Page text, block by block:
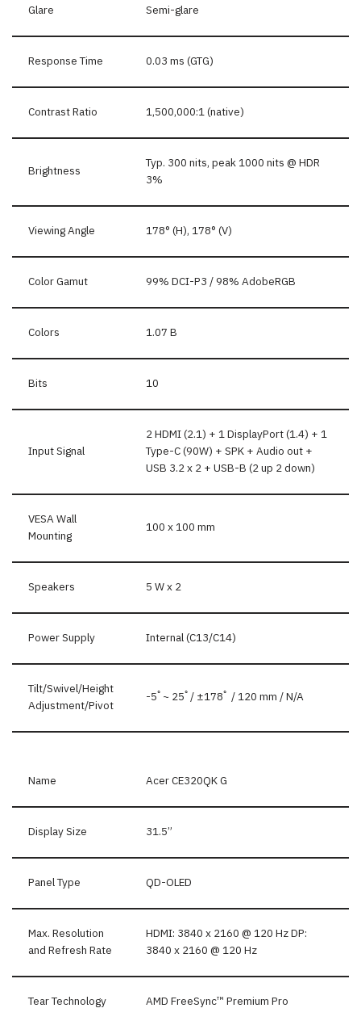
Glare Semi-glare
Response Time 0.03 ms (GTG)
Contrast Ratio 1,500,000:1 (native)
Brightness
Typ. 300 nits, peak 1000 nits @ HDR
3%
Viewing Angle 178° (H), 178° (V)
Color Gamut 99% DCI-P3 / 98% AdobeRGB
Colors 1.07 B
Bits 10
Input Signal
2 HDMI (2.1) + 1 DisplayPort (1.4) + 1
Type-C (90W) + SPK + Audio out +
USB 3.2 x 2 + USB-B (2 up 2 down)
VESA Wall
Mounting
100 x 100 mm
Speakers 5 W x 2
Power Supply Internal (C13/C14)
Tilt/Swivel/Height
Adjustment/Pivot
-5ﾟ~ 25ﾟ/ ±178ﾟ / 120 mm / N/A
Name Acer CE320QK G
Display Size 31.5”
Panel Type QD-OLED
Max. Resolution
and Refresh Rate
HDMI: 3840 x 2160 @ 120 Hz DP:
3840 x 2160 @ 120 Hz
Tear Technology AMD FreeSync™ Premium Pro